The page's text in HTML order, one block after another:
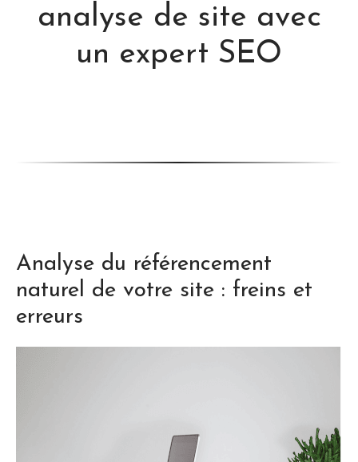
analyse de site avec
un expert SEO
Analyse du référencement
naturel de votre site : freins et
erreurs